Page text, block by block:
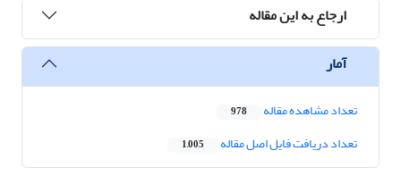
ارجاع به این مقاله
آمار
تعداد مشاهده مقاله 978
تعداد دریافت فایل اصل مقاله 1,005